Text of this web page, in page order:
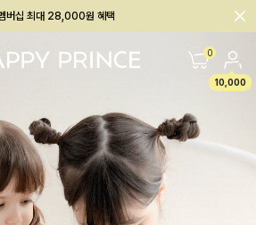
멤버십 최대 28,000원 혜택
0
10,000